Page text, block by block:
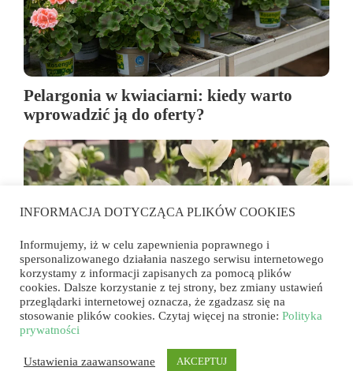
Pelargonia w kwiaciarni: kiedy warto
wprowadzić ją do oferty?
Ciemiernik (Helleborus) – wyjątkowy
kwiat na chłodne dni
INFORMACJA DOTYCZĄCA PLIKÓW COOKIES
Informujemy, iż w celu zapewnienia poprawnego i
spersonalizowanego działania naszego serwisu internetowego
korzystamy z informacji zapisanych za pomocą plików
cookies. Dalsze korzystanie z tej strony, bez zmiany ustawień
przeglądarki internetowej oznacza, że zgadzasz się na
stosowanie plików cookies. Czytaj więcej na stronie: Polityka
prywatności
Ustawienia zaawansowane AKCEPTUJ